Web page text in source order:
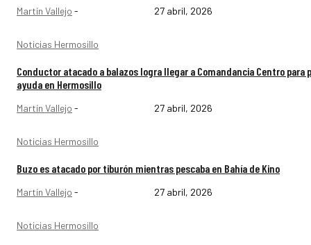
Martín Vallejo - 27 abril, 2026
Noticias Hermosillo
Conductor atacado a balazos logra llegar a Comandancia Centro para
ayuda en Hermosillo
Martín Vallejo - 27 abril, 2026
Noticias Hermosillo
Buzo es atacado por tiburón mientras pescaba en Bahía de Kino
Martín Vallejo - 27 abril, 2026
Noticias Hermosillo